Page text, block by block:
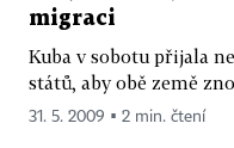
migraci
Kuba v sobotu přijala
států, aby obě země
31. 5. 2009 ▪ 2 min. čtení